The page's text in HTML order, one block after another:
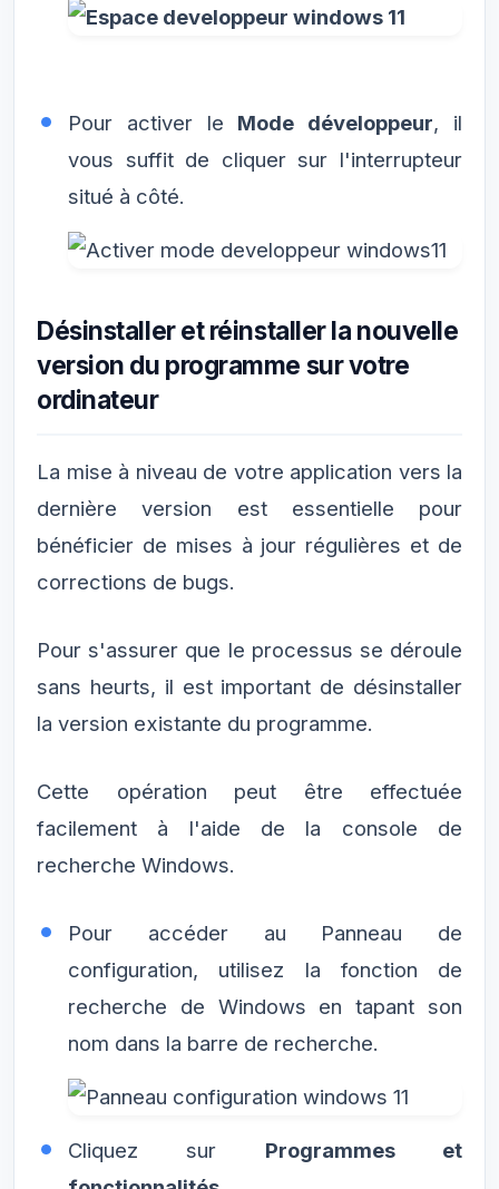
Pour activer le Mode développeur, il
vous suffit de cliquer sur l'interrupteur
situé à côté.
Désinstaller et réinstaller la nouvelle
version du programme sur votre
ordinateur
La mise à niveau de votre application vers la
dernière version est essentielle pour
bénéficier de mises à jour régulières et de
corrections de bugs.
Pour s'assurer que le processus se déroule
sans heurts, il est important de désinstaller
la version existante du programme.
Cette opération peut être effectuée
facilement à l'aide de la console de
recherche Windows.
Pour accéder au Panneau de
configuration, utilisez la fonction de
recherche de Windows en tapant son
nom dans la barre de recherche.
Cliquez sur Programmes et